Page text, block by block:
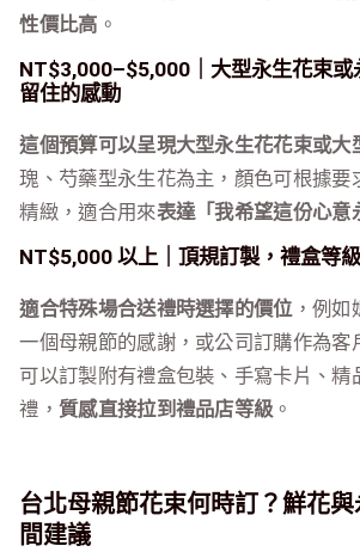
性價比高 。
NT$3,000–$5,000｜大型永生花束或
留住的感動
這個預算可以呈現大型永生花花束或大
瑰、芍藥型永生花為主，顏色可根據要
精緻，適合用來表達「我希望這份心意
NT$5,000 以上｜頂規訂製，禮盒等
適合特殊場合送禮時選擇的價位，例如
一個母親節的感謝，或公司訂購作為客
可以訂製附有禮盒包裝、手寫卡片、精
禮，質感直接拉到禮品店等級 。
台北母親節花束何時訂？鮮花
間建議